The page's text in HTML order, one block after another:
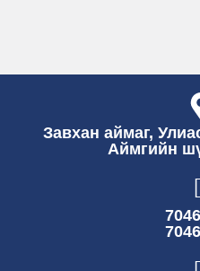
Завхан аймаг,
Аймгийн